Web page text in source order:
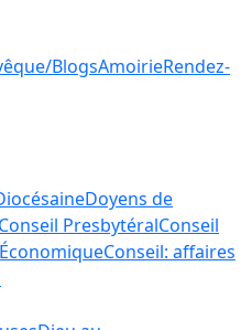
BlogsAmoirieRendez-
Doyens de
Conseil PresbytéralConseil
Conseil: affaires